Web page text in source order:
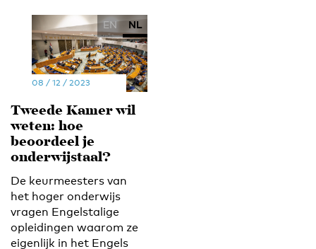
EN NL
08 / 12 / 2023
Tweede Kamer wil
weten: hoe
beoordeel je
onderwijstaal?
De keurmeesters van
het hoger onderwijs
vragen Engelstalige
opleidingen waarom ze
eigenlijk in het Engels